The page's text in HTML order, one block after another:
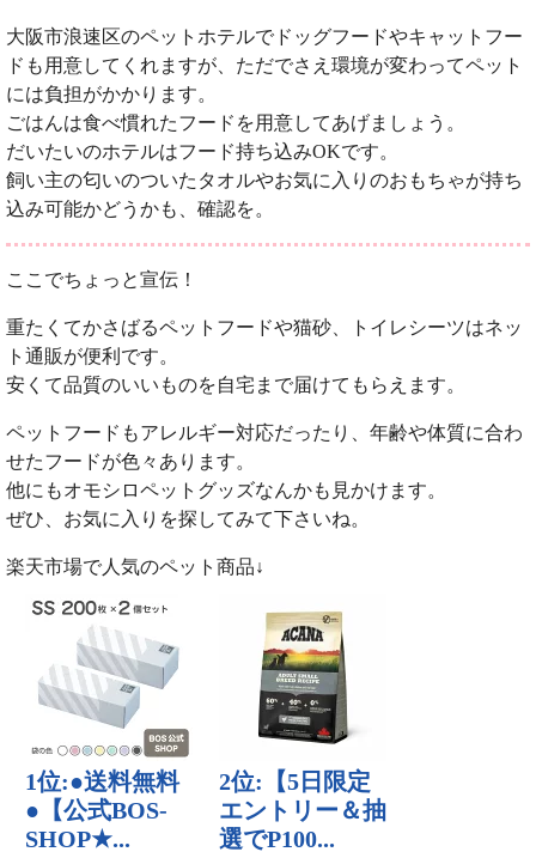
大阪市浪速区のペットホテルでドッグフードやキャットフー
ドも用意してくれますが、ただでさえ環境が変わってペット
には負担がかかります。
ごはんは食べ慣れたフードを用意してあげましょう。
だいたいのホテルはフード持ち込みOKです。
飼い主の匂いのついたタオルやお気に入りのおもちゃが持ち
込み可能かどうかも、確認を。
ここでちょっと宣伝！
重たくてかさばるペットフードや猫砂、トイレシーツはネッ
ト通販が便利です。
安くて品質のいいものを自宅まで届けてもらえます。
ペットフードもアレルギー対応だったり、年齢や体質に合わ
せたフードが色々あります。
他にもオモシロペットグッズなんかも見かけます。
ぜひ、お気に入りを探してみて下さいね。
楽天市場で人気のペット商品↓